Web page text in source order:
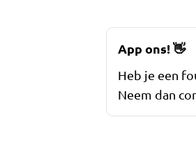
App ons!👋
Heb je een
Neem dan